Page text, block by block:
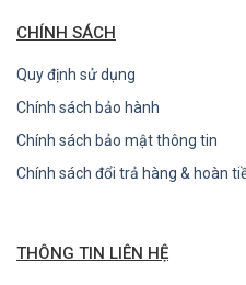
540333
Cáp không
với đầu nối
SDD
CHÍNH SÁCH
Quy định sử dụng
Chính sách bảo hành
Chính sách bảo mật thông tin
Chính sách đổi trả hàng & hoàn
THÔNG TIN LIÊN HỆ